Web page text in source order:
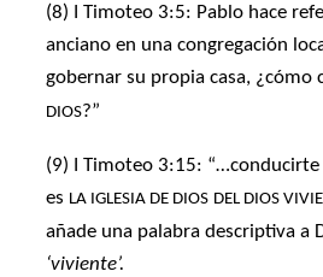
(8) I Timoteo 3:5: Pablo hace
anciano en una congregación
gobernar su propia casa, ¿cómo
DIOS?”
(9) I Timoteo 3:15: “…conducirte
es LA IGLESIA DE DIOS DEL DIOS
añade una palabra descriptiva a
‘viviente’.